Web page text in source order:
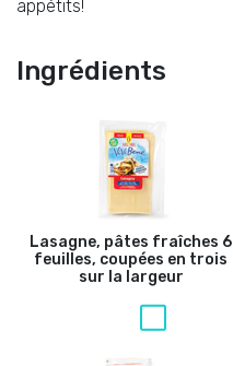
appétits!
Ingrédients
Lasagne, pâtes fraîches 6
feuilles, coupées en trois
sur la largeur